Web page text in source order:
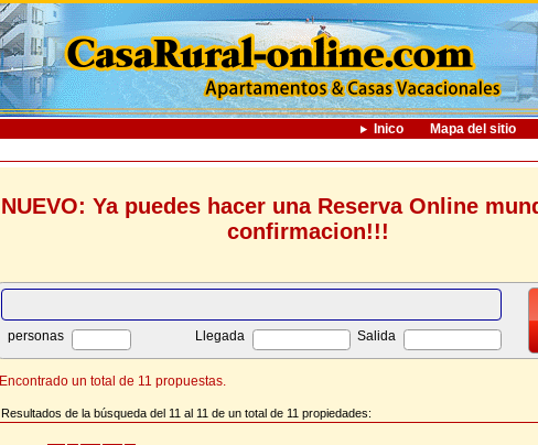
Inico Mapa del sitio
NUEVO: Ya puedes hacer una Reserva Online
confirmacion!!!
personas Llegada Salida
Encontrado un total de 11 propuestas.
Resultados de la búsqueda del 11 al 11 de un total de 11 propiedades: